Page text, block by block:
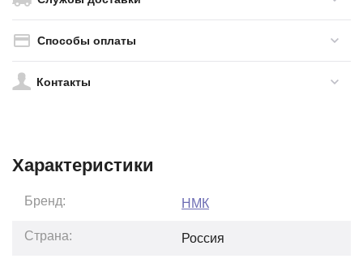
Способы оплаты
Контакты
Характеристики
Бренд: НМК
Страна: Россия